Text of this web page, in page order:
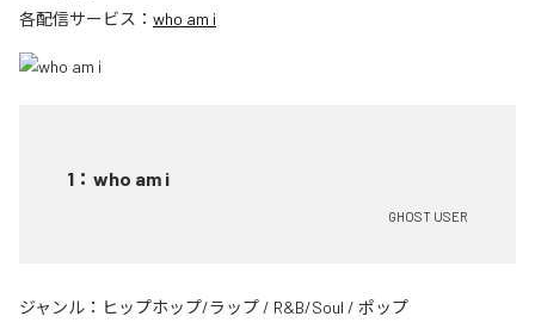
各配信サービス： who am i
1 ： who am i
GHOST USER
ジャンル： ヒップホップ/ラップ / R&B/Soul / ポップ